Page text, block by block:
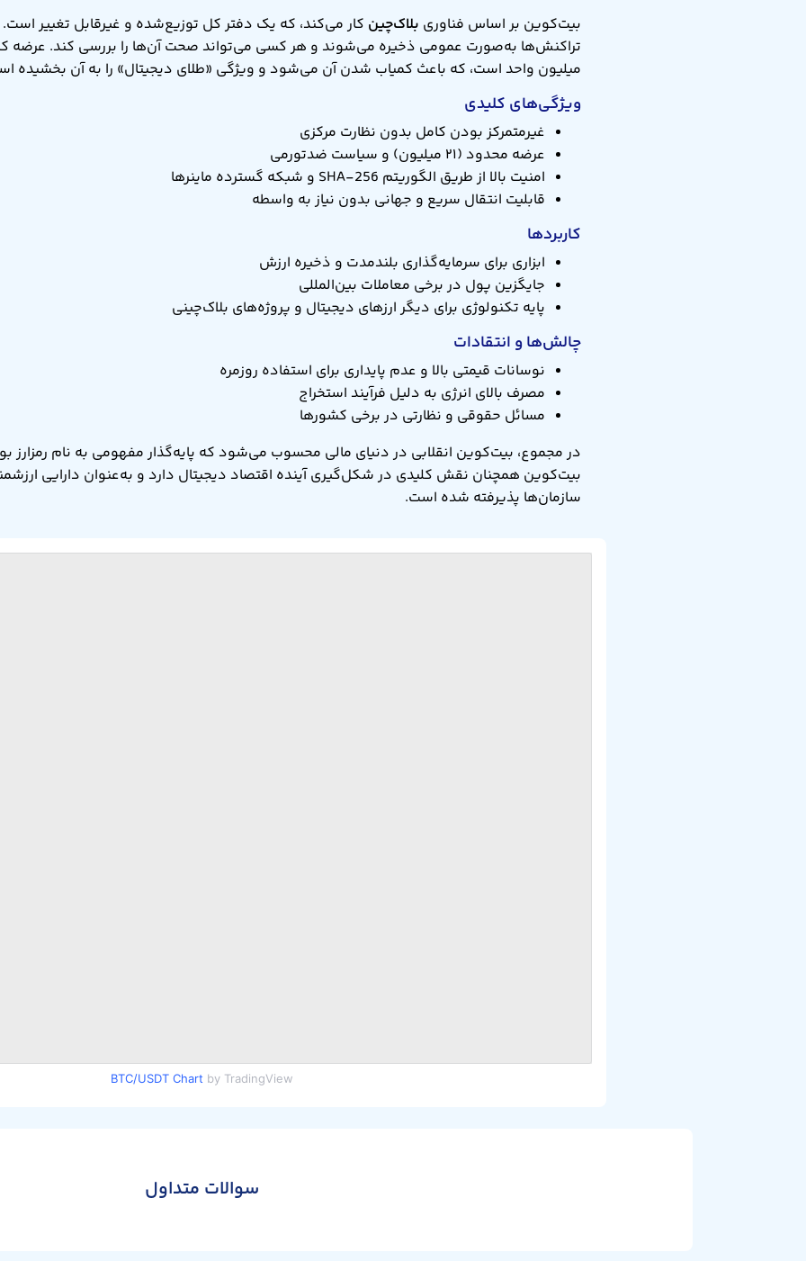
بیت‌کوین بر اساس فناوری بلاک‌چین کار می‌کند، که یک دفتر کل توزیع‌شده و غیرقابل تغییر
میلیون واحد است، که باعث کمیاب شدن آن می‌شود و ویژگی «طلای دیجیتال» را به آن بخشیده
ویژگی‌های کلیدی
غیرمتمرکز بودن کامل بدون نظارت مرکزی
عرضه محدود (۲۱ میلیون) و سیاست ضدتورمی
امنیت بالا از طریق الگوریتم SHA-256 و شبکه گسترده ماینرها
قابلیت انتقال سریع و جهانی بدون نیاز به واسطه
کاربردها
ابزاری برای سرمایه‌گذاری بلندمدت و ذخیره ارزش
جایگزین پول در برخی معاملات بین‌المللی
پایه تکنولوژی برای دیگر ارزهای دیجیتال و پروژه‌های بلاک‌چینی
چالش‌ها و انتقادات
نوسانات قیمتی بالا و عدم پایداری برای استفاده روزمره
مصرف بالای انرژی به دلیل فرآیند استخراج
مسائل حقوقی و نظارتی در برخی کشورها
در مجموع، بیت‌کوین انقلابی در دنیای مالی محسوب می‌شود که پایه‌گذار مفهومی به نام رمزارز
بیت‌کوین همچنان نقش کلیدی در شکل‌گیری آینده اقتصاد دیجیتال دارد و به‌عنوان دارایی
سازمان‌ها پذیرفته شده است.
BTC/USDT Chart by TradingView
سوالات متداول